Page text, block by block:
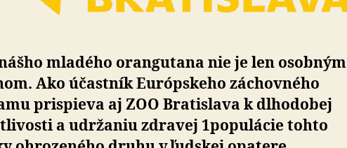
mladého orangutana nie je len osobným
Ako účastník Európskeho záchovného
prispieva aj ZOO Bratislava k dlhodobej
a udržaniu zdravej 1populácie tohto